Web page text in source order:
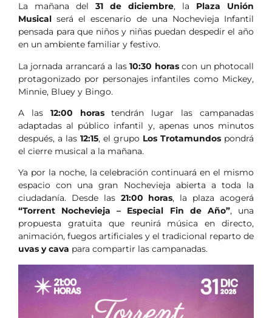
La mañana del 31 de diciembre, la Plaza Unión
Musical será el escenario de una Nochevieja Infantil
pensada para que niños y niñas puedan despedir el año
en un ambiente familiar y festivo.
La jornada arrancará a las10:30 horascon un photocall
protagonizado por personajes infantiles como Mickey,
Minnie, Bluey y Bingo.
A las 12:00 horastendrán lugar las campanadas
adaptadas al público infantil y, apenas unos minutos
después, a las 12:15, el grupo Los Trotamundos pondrá
el cierre musical a la mañana.
Ya por la noche, la celebración continuará en el mismo
espacio con una gran Nochevieja abierta a toda la
ciudadanía. Desde las 21:00 horas, la plaza acogerá
“Torrent Nochevieja – Especial Fin de Año”, una
propuesta gratuita que reunirá música en directo,
animación, fuegos artificiales y el tradicional reparto de
uvas y cava para compartir las campanadas.